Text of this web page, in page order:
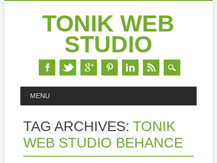
TONIK WEB
STUDIO
MAIN MENU
MENU
TAG ARCHIVES:TONIK
WEB STUDIO BEHANCE